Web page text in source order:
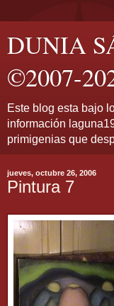
DUNIA
©2007-
Este blog esta bajo
información
primigenias que
jueves, octubre 26, 2006
Pintura 7